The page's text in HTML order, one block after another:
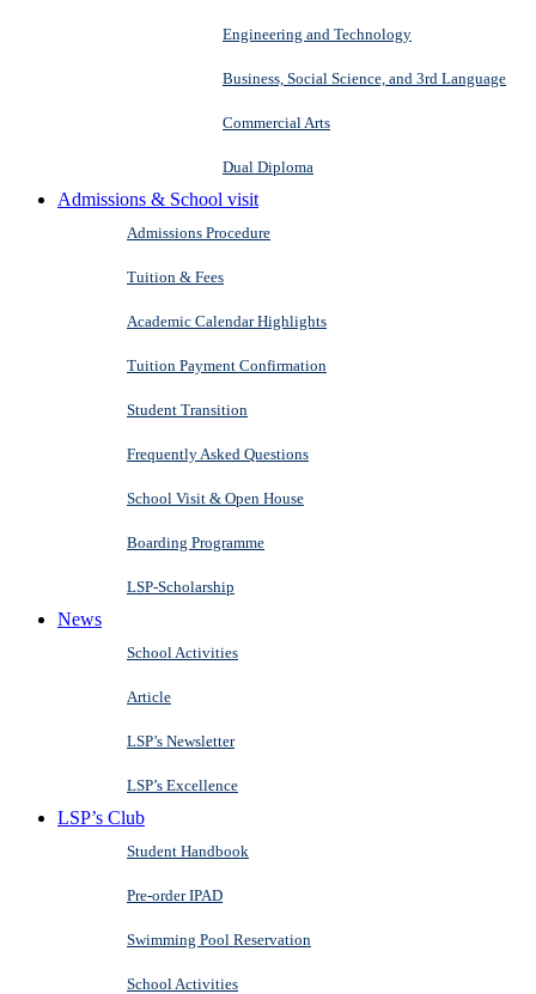
Engineering and Technology
Business, Social Science, and 3rd Language
Commercial Arts
Dual Diploma
Admissions & School visit
Admissions Procedure
Tuition & Fees
Academic Calendar Highlights
Tuition Payment Confirmation
Student Transition
Frequently Asked Questions
School Visit & Open House
Boarding Programme
LSP-Scholarship
News
School Activities
Article
LSP’s Newsletter
LSP’s Excellence
LSP’s Club
Student Handbook
Pre-order IPAD
Swimming Pool Reservation
School Activities